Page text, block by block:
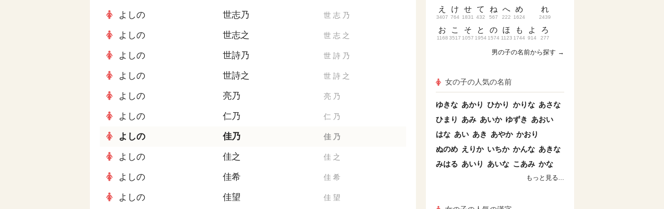
よしの 世志乃 世 志 乃
よしの 世志之 世 志 之
よしの 世詩乃 世 詩 乃
よしの 世詩之 世 詩 之
よしの 亮乃 亮 乃
よしの 仁乃 仁 乃
よしの 佳乃 佳 乃
よしの 佳之 佳 之
よしの 佳希 佳 希
よしの 佳望 佳 望
え
3407
お
1168
け
764
こ
3517
せ
1831
そ
1057
て
432
と
1954
ね
567
の
1574
へ
222
ほ
1123
め
1624
も
1744
よ
914
れ
2439
ろ
277
男の子の名前から探す →
女の子の人気の名前
ゆきな あかり ひかり かりな あさな
ひまり
あみ あいか ゆずき あおい
はな あい あき あやか かおり
ぬのめ えりか いちか かんな あきな
みはる あいり あいな こあみ かな
もっと見る...